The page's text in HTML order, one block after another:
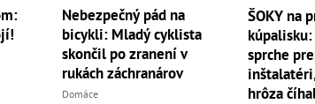
Nebezpečný pád na
bicykli: Mladý cyklista
skončil po zranení v
rukách záchranárov
Domáce
ŠOKY na
kúpalisku:
sprche
hrôza